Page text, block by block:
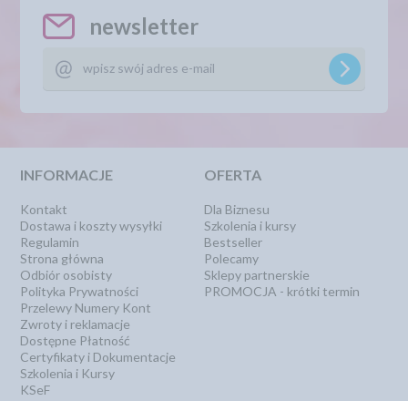
newsletter
INFORMACJE
Kontakt
Dostawa i koszty wysyłki
Regulamin
Strona główna
Odbiór osobisty
Polityka Prywatności
Przelewy Numery Kont
Zwroty i reklamacje
Dostępne Płatność
Certyfikaty i Dokumentacje
Szkolenia i Kursy
KSeF
OFERTA
Dla Biznesu
Szkolenia i kursy
Bestseller
Polecamy
Sklepy partnerskie
PROMOCJA - krótki termin